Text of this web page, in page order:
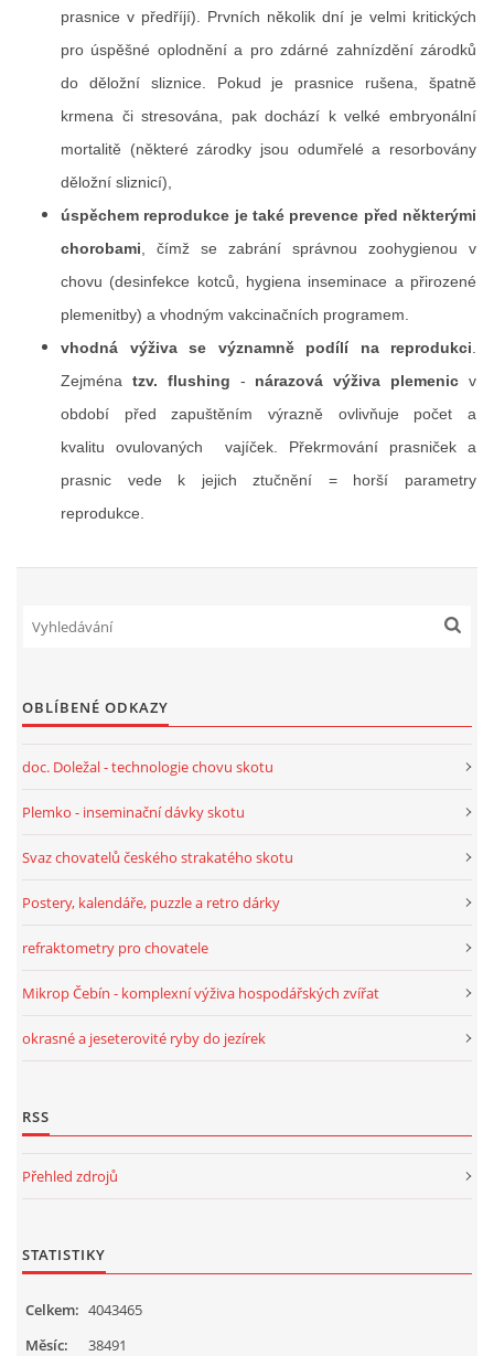
prasnice v předříjí). Prvních několik dní je velmi kritických
pro úspěšné oplodnění a pro zdárné zahnízdění zárodků
do děložní sliznice. Pokud je prasnice rušena, špatně
krmena či stresována, pak dochází k velké embryonální
mortalitě (některé zárodky jsou odumřelé a resorbovány
děložní sliznicí),
úspěchem reprodukce je také prevence před některými
chorobami , čímž se zabrání správnou zoohygienou v
chovu (desinfekce kotců, hygiena inseminace a přirozené
plemenitby) a vhodným vakcinačních programem.
vhodná výživa se významně podílí na reprodukci
Zejména tzv. flushing - nárazová výživa plemenic v
období před zapuštěním výrazně ovlivňuje počet a
kvalitu ovulovaných vajíček. Překrmování prasniček a
prasnic vede k jejich ztučnění = horší parametry
reprodukce.
OBLÍBENÉ ODKAZY
doc. Doležal - technologie chovu skotu
Plemko - inseminační dávky skotu
Svaz chovatelů českého strakatého skotu
Postery, kalendáře, puzzle a retro dárky
refraktometry pro chovatele
Mikrop Čebín - komplexní výživa hospodářských zvířat
okrasné a jeseterovité ryby do jezírek
RSS
Přehled zdrojů
STATISTIKY
Celkem: 4043465
Měsíc:
38491